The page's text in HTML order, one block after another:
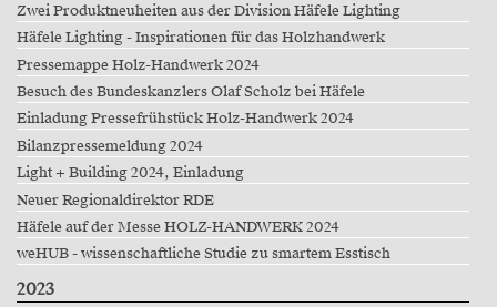
Zwei Produktneuheiten aus der Division Häfele Lighting
Häfele Lighting - Inspirationen für das Holzhandwerk
Pressemappe Holz-Handwerk 2024
Besuch des Bundeskanzlers Olaf Scholz bei Häfele
Einladung Pressefrühstück Holz-Handwerk 2024
Bilanzpressemeldung 2024
Light + Building 2024, Einladung
Neuer Regionaldirektor RDE
Häfele auf der Messe HOLZ-HANDWERK 2024
weHUB - wissenschaftliche Studie zu smartem Esstisch
2023